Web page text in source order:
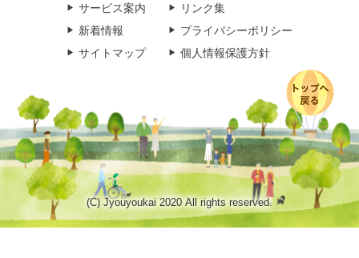
サービス案内
新着情報
サイトマップ
リンク集
プライバシーポリシー
個人情報保護方針
(C) Jyouyoukai 2020 All rights reserved.